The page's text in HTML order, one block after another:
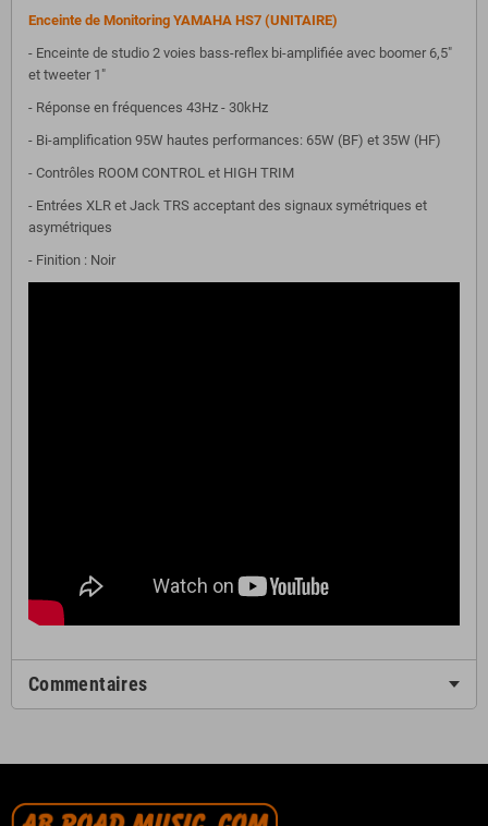
Enceinte de Monitoring YAMAHA HS7 (UNITAIRE)
- Enceinte de studio 2 voies bass-reflex bi-amplifiée avec boomer 6,5"
et tweeter 1"
- Réponse en fréquences 43Hz - 30kHz
- Bi-amplification 95W hautes performances: 65W (BF) et 35W (HF)
- Contrôles ROOM CONTROL et HIGH TRIM
- Entrées XLR et Jack TRS acceptant des signaux symétriques et
asymétriques
- Finition : Noir
Commentaires